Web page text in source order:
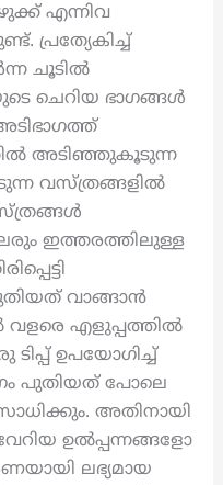
എന്നിവ
പ്രത്യേകിച്ച്
ചൂടിൽ
ചെറിയ ഭാഗങ്ങൾ
അടിഞ്ഞുകൂടുന്ന
വസ്ത്രങ്ങളിൽ
ഇത്തരത്തിലുള്ള
വാങ്ങാൻ
വളരെ എളുപ്പത്തിൽ
ടിപ്പ് ഉപയോഗിച്ച്
പുതിയത് പോലെ
അതിനായി
ഉൽപ്പന്നങ്ങളോ
ലഭ്യമായ